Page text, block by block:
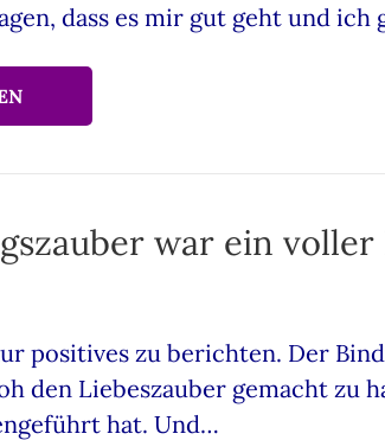
dass es mir gut geht und ich
war ein
positives zu berichten. Der
den Liebeszauber gemacht zu
hat. Und…